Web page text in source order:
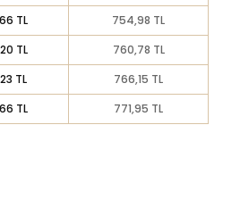
TL
754,98 TL
TL
760,78 TL
TL
766,15 TL
TL 771,95 TL